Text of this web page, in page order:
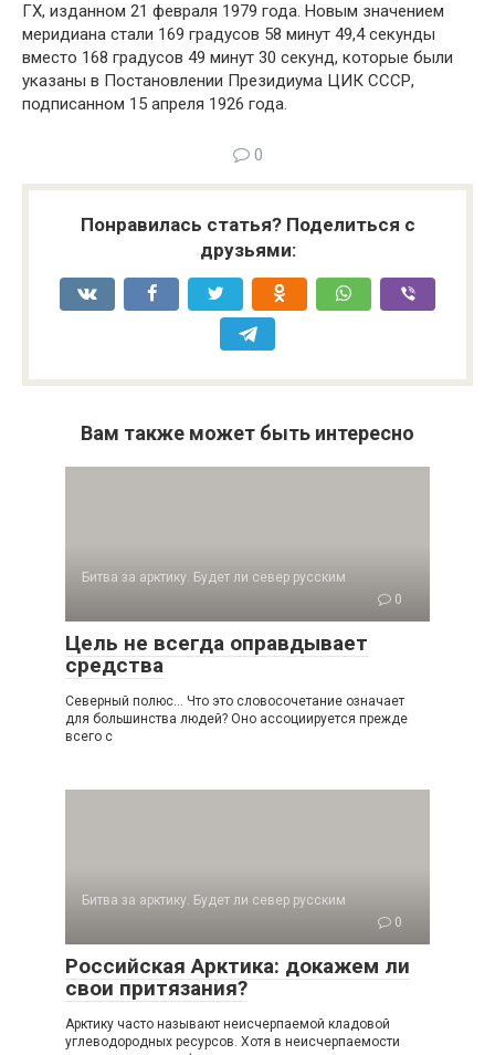
ГХ, изданном 21 февраля 1979 года. Новым значени­ем
меридиана стали 169 градусов 58 минут 49,4 секунды
вместо 168 градусов 49 минут 30 се­кунд, которые были
указаны в Постановлении Президиума ЦИК СССР,
подписанном 15 ап­реля 1926 года.
0
Понравилась статья? Поделиться с
друзьями:
Вам также может быть интересно
Битва за арктику. Будет ли север русским
0
Цель не всегда оправдывает
средства
Северный полюс… Что это словосочетание означает
для большинства людей? Оно ассоции­руется прежде
всего с
Битва за арктику. Будет ли север русским
0
Российская Арктика: докажем ли
свои притязания?
Арктику часто называют неисчерпаемой кла­довой
углеводородных ресурсов. Хотя в неис­черпаемости